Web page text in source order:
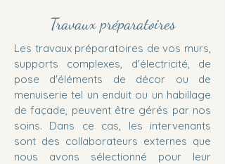
Travaux préparatoires
Les travaux préparatoires de vos murs,
supports complexes, d'électricité, de
pose d'éléments de décor ou de
menuiserie tel un enduit ou un habillage
de façade, peuvent être gérés par nos
soins. Dans ce cas, les intervenants
sont des collaborateurs externes que
nous avons sélectionné pour leur